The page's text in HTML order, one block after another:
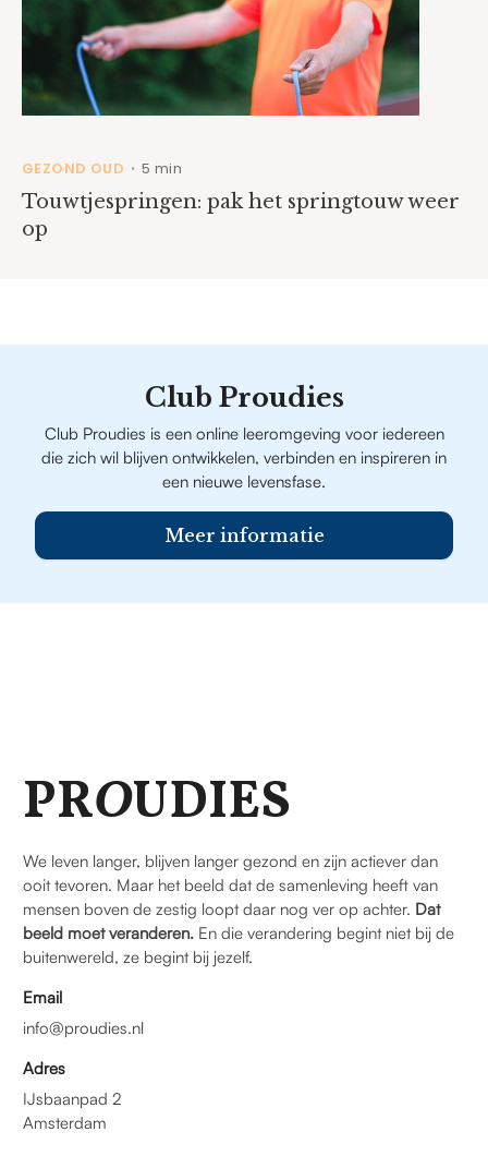
GEZOND OUD • 5 min
Touwtjespringen: pak het springtouw weer
op
Club Proudies
Club Proudies is een online leeromgeving voor iedereen
die zich wil blijven ontwikkelen, verbinden en inspireren in
een nieuwe levensfase.
Meer informatie
PROUDIES
We leven langer, blijven langer gezond en zijn actiever dan
ooit tevoren. Maar het beeld dat de samenleving heeft van
mensen boven de zestig loopt daar nog ver op achter. Dat
beeld moet veranderen. En die verandering begint niet bij de
buitenwereld, ze begint bij jezelf.
Email
info@proudies.nl
Adres
IJsbaanpad 2
Amsterdam